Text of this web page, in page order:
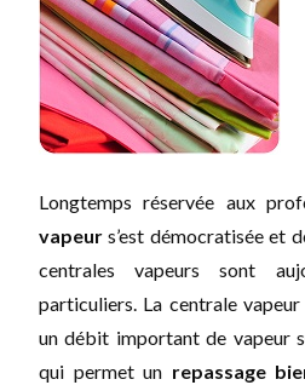
Longtemps réservée aux
vapeur s’est démocratisée et
centrales vapeurs sont
particuliers. La centrale
un débit important de vapeur
qui permet un repassage